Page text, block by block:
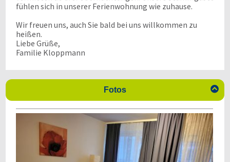
fühlen sich in unserer Ferienwohnung wie zuhause.
Wir freuen uns, auch Sie bald bei uns willkommen zu
heißen.
Liebe Grüße,
Familie Kloppmann
Fotos 